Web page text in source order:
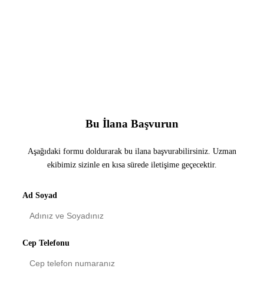
Bu İlana Başvurun
Aşağıdaki formu doldurarak bu ilana başvurabilirsiniz. Uzman
ekibimiz sizinle en kısa sürede iletişime geçecektir.
Ad Soyad
Cep Telefonu